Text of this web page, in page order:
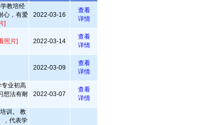
教培经
心，有爱
]
2022-03-16
查看
详情
照片] 2022-03-14
查看
详情
2022-03-09
查看
详情
业初高
想法有耐
2022-03-07
查看
详情
训。 教
，代表学